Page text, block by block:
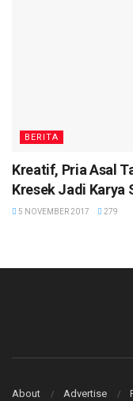
BERITA
Kreatif, Pria Asal
Kresek Jadi Karya
5 NOVEMBER 2017 279
About Advertise